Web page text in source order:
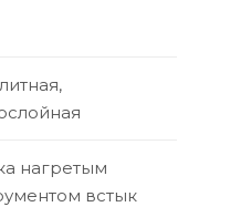
нагретым
встык